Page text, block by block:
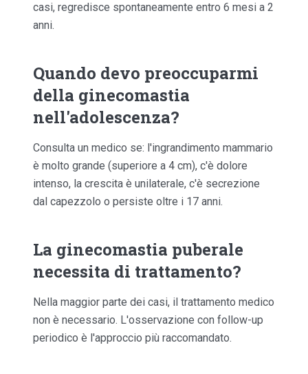
casi, regredisce spontaneamente entro 6 mesi a 2
anni.
Quando devo preoccuparmi
della ginecomastia
nell'adolescenza?
Consulta un medico se: l'ingrandimento mammario
è molto grande (superiore a 4 cm), c'è dolore
intenso, la crescita è unilaterale, c'è secrezione
dal capezzolo o persiste oltre i 17 anni.
La ginecomastia puberale
necessita di trattamento?
Nella maggior parte dei casi, il trattamento medico
non è necessario. L'osservazione con follow-up
periodico è l'approccio più raccomandato.